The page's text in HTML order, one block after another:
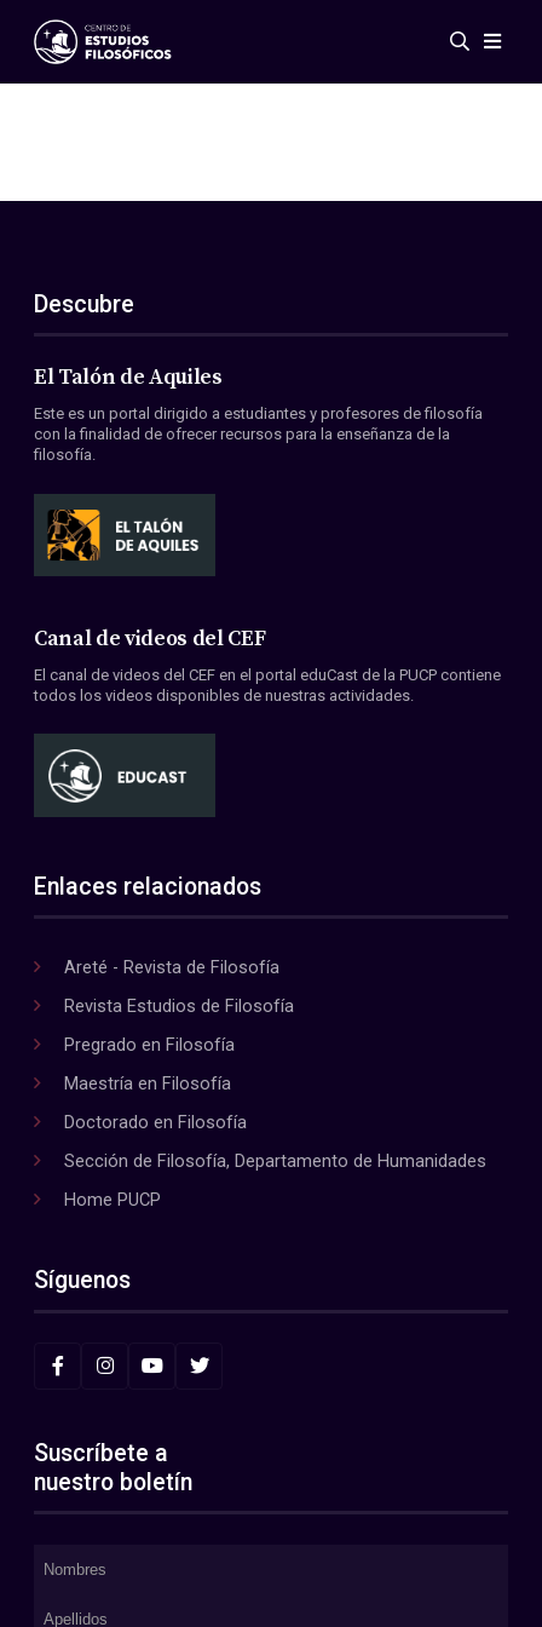
Eventos
ES
EN
Acerca de nosotros
Miembros
Convenios
Descubre
El Talón de Aquiles
Este es un portal dirigido a estudiantes y profesores de filosofía
con la finalidad de ofrecer recursos para la enseñanza de la
filosofía.
Canal de videos del CEF
El canal de videos del CEF en el portal eduCast de la PUCP contiene
todos los videos disponibles de nuestras actividades.
Enlaces relacionados
Areté - Revista de Filosofía
Revista Estudios de Filosofía
Pregrado en Filosofía
Maestría en Filosofía
Doctorado en Filosofía
Sección de Filosofía, Departamento de Humanidades
Home PUCP
Síguenos
Suscríbete a
nuestro boletín